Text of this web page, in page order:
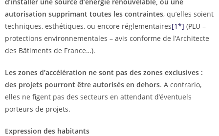
autorisation supprimant toutes les contraintes, qu’elles soient
techniques, esthétiques, ou encore réglementaires[1*] (PLU –
protections environnementales – avis conforme de l’Architecte
des Bâtiments de France…).
Les zones d’accélération ne sont pas des zones exclusives :
des projets pourront être autorisés en dehors. A contrario,
elles ne figent pas des secteurs en attendant d’éventuels
porteurs de projets.
Expression des habitants